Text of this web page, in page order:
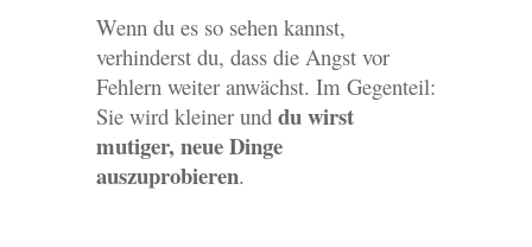
Wenn du es so sehen kannst,
verhinderst du, dass die Angst vor
Fehlern weiter anwächst. Im Gegenteil:
Sie wird kleiner und du wirst
mutiger, neue Dinge
auszuprobieren.